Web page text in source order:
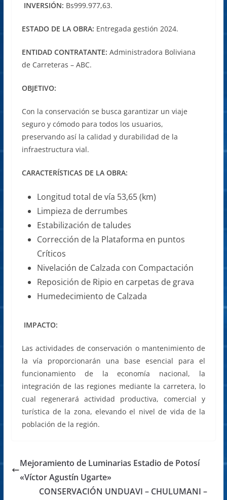
INVERSIÓN: Bs999.977,63.
ESTADO DE LA OBRA: Entregada gestión 2024.
ENTIDAD CONTRATANTE: Administradora Boliviana
de Carreteras – ABC.
OBJETIVO:
Con la conservación se busca garantizar un viaje
seguro y cómodo para todos los usuarios,
preservando así la calidad y durabilidad de la
infraestructura vial.
CARACTERÍSTICAS DE LA OBRA:
Longitud total de vía 53,65 (km)
Limpieza de derrumbes
Estabilización de taludes
Corrección de la Plataforma en puntos
Críticos
Nivelación de Calzada con Compactación
Reposición de Ripio en carpetas de grava
Humedecimiento de Calzada
IMPACTO:
Las actividades de conservación o mantenimiento de
la vía proporcionarán una base esencial para el
funcionamiento de la economía nacional, la
integración de las regiones mediante la carretera, lo
cual regenerará actividad productiva, comercial y
turística de la zona, elevando el nivel de vida de la
población de la región.
Mejoramiento de Luminarias Estadio de Potosí
«Víctor Agustín Ugarte»
CONSERVACIÓN UNDUAVI – CHULUMANI –